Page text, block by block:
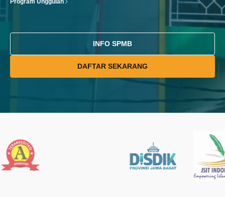
Program Unggulan
INFO SPMB
DAFTAR SEKARANG